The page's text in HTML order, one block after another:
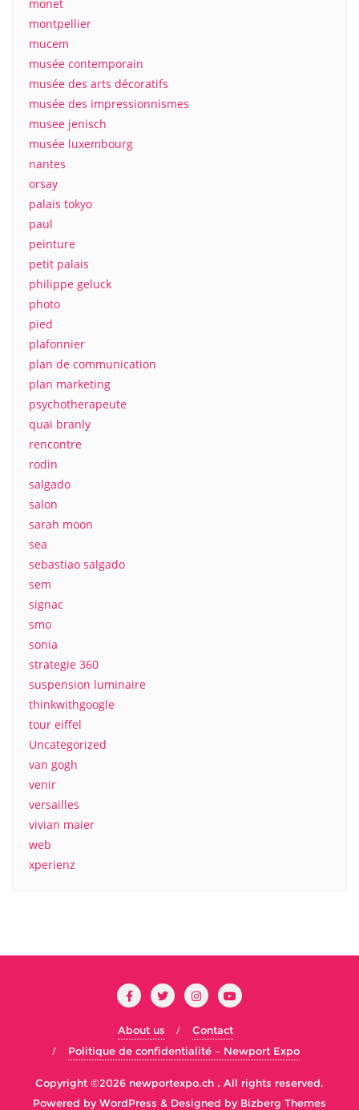
monet
montpellier
mucem
musée contemporain
musée des arts décoratifs
musée des impressionnismes
musee jenisch
musée luxembourg
nantes
orsay
palais tokyo
paul
peinture
petit palais
philippe geluck
photo
pied
plafonnier
plan de communication
plan marketing
psychotherapeute
quai branly
rencontre
rodin
salgado
salon
sarah moon
sea
sebastiao salgado
sem
signac
smo
sonia
strategie 360
suspension luminaire
thinkwithgoogle
tour eiffel
Uncategorized
van gogh
venir
versailles
vivian maier
web
xperienz
About us
Contact
Politique de confidentialité – Newport Expo
Copyright ©2026 newportexpo.ch . All rights reserved.
Powered byWordPress & Designed by Bizberg Themes